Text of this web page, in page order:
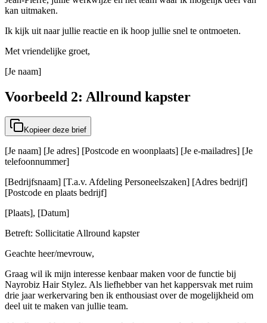
kan uitmaken.
Ik kijk uit naar jullie reactie en ik hoop jullie snel te ontmoeten.
Met vriendelijke groet,
[Je naam]
Voorbeeld 2: Allround kapster
Kopieer deze brief
[Je naam] [Je adres] [Postcode en woonplaats] [Je e-mailadres] [Je
telefoonnummer]
[Bedrijfsnaam] [T.a.v. Afdeling Personeelszaken] [Adres bedrijf]
[Postcode en plaats bedrijf]
[Plaats], [Datum]
Betreft: Sollicitatie Allround kapster
Geachte heer/mevrouw,
Graag wil ik mijn interesse kenbaar maken voor de functie bij
Nayrobiz Hair Stylez. Als liefhebber van het kappersvak met ruim
drie jaar werkervaring ben ik enthousiast over de mogelijkheid om
deel uit te maken van jullie team.